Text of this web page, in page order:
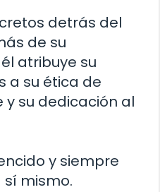
detrás del
de su
atribuye su
a su ética de
su dedicación al
y siempre
mismo.